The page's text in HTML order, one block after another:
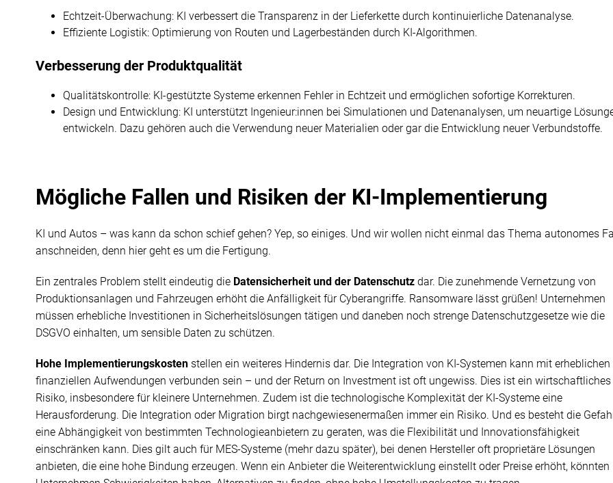
Echtzeit-Überwachung: KI verbessert die Transparenz in der Lieferkette durch kontinuierliche Datenanalyse.
Effiziente Logistik: Optimierung von Routen und Lagerbeständen durch KI-Algorithmen.
Verbesserung der Produktqualität
Qualitätskontrolle: KI-gestützte Systeme erkennen Fehler in Echtzeit und ermöglichen sofortige Korrekturen.
Design und Entwicklung: KI unterstützt Ingenieur:innen bei Simulationen und Datenanalysen, um neuartige
entwickeln. Dazu gehören auch die Verwendung neuer Materialien oder gar die Entwicklung neuer Verbundstoffe.
Mögliche Fallen und Risiken der KI-Implementierung
KI und Autos – was kann da schon schief gehen? Yep, so einiges. Und wir wollen nicht einmal das Thema autonomes
anschneiden, denn hier geht es um die Fertigung.
Ein zentrales Problem stellt eindeutig die Datensicherheit und der Datenschutz dar. Die zunehmende Vernetzung von
Produktionsanlagen und Fahrzeugen erhöht die Anfälligkeit für Cyberangriffe. Ransomware lässt grüßen! Unternehmen
müssen erhebliche Investitionen in Sicherheitslösungen tätigen und daneben noch strenge Datenschutzgesetze wie die
DSGVO einhalten, um sensible Daten zu schützen.
Hohe Implementierungskosten stellen ein weiteres Hindernis dar. Die Integration von KI-Systemen kann mit erheblichen
finanziellen Aufwendungen verbunden sein – und der Return on Investment ist oft ungewiss. Dies ist ein wirtschaftliches
Risiko, insbesondere für kleinere Unternehmen. Zudem ist die technologische Komplexität der KI-Systeme eine
Herausforderung. Die Integration oder Migration birgt nachgewiesenermaßen immer ein Risiko. Und es besteht die
eine Abhängigkeit von bestimmten Technologieanbietern zu geraten, was die Flexibilität und Innovationsfähigkeit
einschränken kann. Dies gilt auch für MES-Systeme (mehr dazu später), bei denen Hersteller oft proprietäre Lösungen
anbieten, die eine hohe Bindung erzeugen. Wenn ein Anbieter die Weiterentwicklung einstellt oder Preise erhöht, könnten